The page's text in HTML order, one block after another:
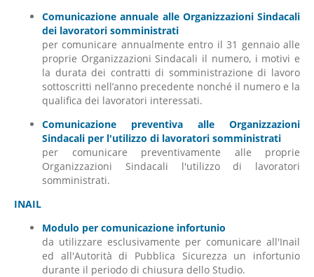
Comunicazione annuale alle Organizzazioni Sindacali
dei lavoratori somministrati
per comunicare annualmente entro il 31 gennaio alle
proprie Organizzazioni Sindacali il numero, i motivi e
la durata dei contratti di somministrazione di lavoro
sottoscritti nell’anno precedente nonché il numero e la
qualifica dei lavoratori interessati.
Comunicazione preventiva alle Organizzazioni
Sindacali per l'utilizzo di lavoratori somministrati
per comunicare preventivamente alle proprie
Organizzazioni Sindacali l'utilizzo di lavoratori
somministrati.
INAIL
Modulo per comunicazione infortunio
da utilizzare esclusivamente per comunicare all'Inail
ed all'Autorità di Pubblica Sicurezza un infortunio
durante il periodo di chiusura dello Studio.